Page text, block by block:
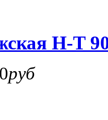
H-T
руб